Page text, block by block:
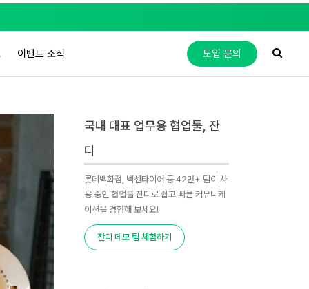
도입 문의
이벤트 소식
국내 대표 업무용 협업툴, 잔
디
롯데백화점, 넥센타이어 등 42만+ 팀이 사
용 중인 협업툴 잔디로 쉽고 빠른 커뮤니케
이션을 경험해 보세요!
잔디 데모 팀 체험하기